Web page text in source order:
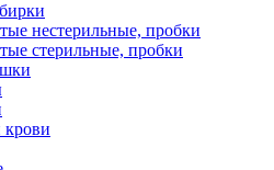
нестерильные, пробки
стерильные, пробки
крови